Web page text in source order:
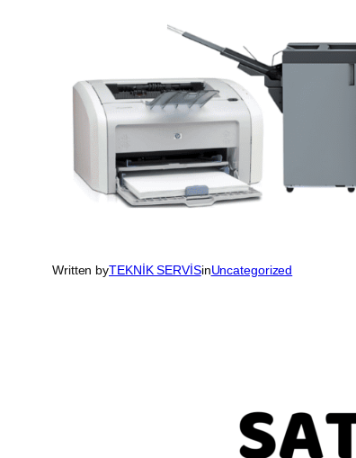
Written byTEKNİK SERVİSinUncategorized